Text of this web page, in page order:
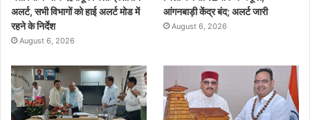
अलर्ट, सभी विभागों को हाई अलर्ट मोड में
रहने के निर्देश
August 6, 2026
आंगनबाड़ी केंद्र बंद; अलर्ट जारी
August 6, 2026